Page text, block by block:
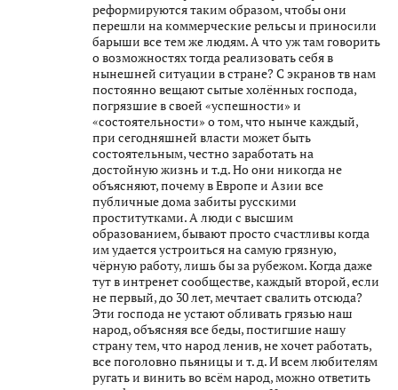
реформируются таким образом, чтобы они
перешли на коммерческие рельсы и приносили
барыши все тем же людям. А что уж там говорить
о возможностях тогда реализовать себя в
нынешней ситуации в стране? С экранов тв нам
постоянно вещают сытые холённых господа,
погрязшие в своей «успешности» и
«состоятельности» о том, что нынче каждый,
при сегодняшней власти может быть
состоятельным, честно заработать на
достойную жизнь и т.д. Но они никогда не
объясняют, почему в Европе и Азии все
публичные дома забиты русскими
проститутками. А люди с высшим
образованием, бывают просто счастливы когда
им удается устроиться на самую грязную,
чёрную работу, лишь бы за рубежом. Когда даже
тут в интренет сообществе, каждый второй, если
не первый, до 30 лет, мечтает свалить отсюда?
Эти господа не устают обливать грязью наш
народ, объясняя все беды, постигшие нашу
страну тем, что народ ленив, не хочет работать,
все поголовно пьяницы и т. д. И всем любителям
ругать и винить во всём народ, можно ответить